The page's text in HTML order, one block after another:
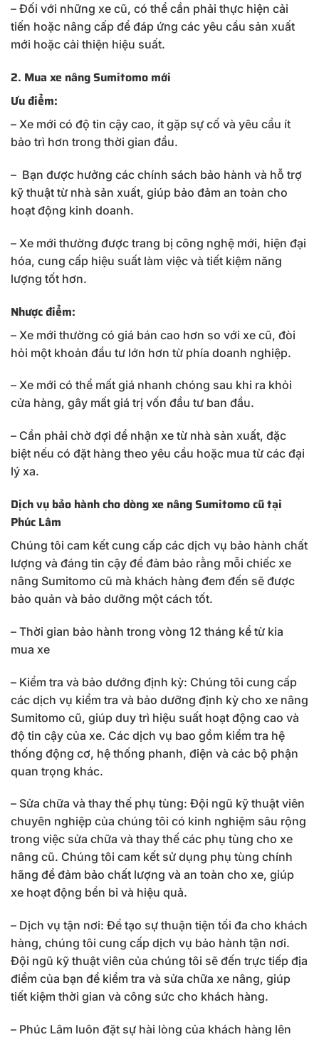
– Đối với những xe cũ, có thể cần phải thực hiện cải
tiến hoặc nâng cấp để đáp ứng các yêu cầu sản xuất
mới hoặc cải thiện hiệu suất.
2. Mua xe nâng Sumitomo mới
Ưu điểm:
– Xe mới có độ tin cậy cao, ít gặp sự cố và yêu cầu ít
bảo trì hơn trong thời gian đầu.
– Bạn được hưởng các chính sách bảo hành và hỗ trợ
kỹ thuật từ nhà sản xuất, giúp bảo đảm an toàn cho
hoạt động kinh doanh.
– Xe mới thường được trang bị công nghệ mới, hiện đại
hóa, cung cấp hiệu suất làm việc và tiết kiệm năng
lượng tốt hơn.
Nhược điểm:
– Xe mới thường có giá bán cao hơn so với xe cũ, đòi
hỏi một khoản đầu tư lớn hơn từ phía doanh nghiệp.
– Xe mới có thể mất giá nhanh chóng sau khi ra khỏi
cửa hàng, gây mất giá trị vốn đầu tư ban đầu.
– Cần phải chờ đợi để nhận xe từ nhà sản xuất, đặc
biệt nếu có đặt hàng theo yêu cầu hoặc mua từ các đại
lý xa.
Dịch vụ bảo hành cho dòng xe nâng Sumitomo cũ tại
Phúc Lâm
Chúng tôi cam kết cung cấp các dịch vụ bảo hành chất
lượng và đáng tin cậy để đảm bảo rằng mỗi chiếc xe
nâng Sumitomo cũ mà khách hàng đem đến sẽ được
bảo quản và bảo dưỡng một cách tốt.
– Thời gian bảo hành trong vòng 12 tháng kể từ kia
mua xe
– Kiểm tra và bảo dướng định kỳ: Chúng tôi cung cấp
các dịch vụ kiểm tra và bảo dưỡng định kỳ cho xe nâng
Sumitomo cũ, giúp duy trì hiệu suất hoạt động cao và
độ tin cậy của xe. Các dịch vụ bao gồm kiểm tra hệ
thống động cơ, hệ thống phanh, điện và các bộ phận
quan trọng khác.
– Sửa chữa và thay thế phụ tùng: Đội ngũ kỹ thuật viên
chuyên nghiệp của chúng tôi có kinh nghiệm sâu rộng
trong việc sửa chữa và thay thế các phụ tùng cho xe
nâng cũ. Chúng tôi cam kết sử dụng phụ tùng chính
hãng để đảm bảo chất lượng và an toàn cho xe, giúp
xe hoạt động bền bỉ và hiệu quả.
– Dịch vụ tận nơi: Để tạo sự thuận tiện tối đa cho khách
hàng, chúng tôi cung cấp dịch vụ bảo hành tận nơi.
Đội ngũ kỹ thuật viên của chúng tôi sẽ đến trực tiếp địa
điểm của bạn để kiểm tra và sửa chữa xe nâng, giúp
tiết kiệm thời gian và công sức cho khách hàng.
– Phúc Lâm luôn đặt sự hài lòng của khách hàng lên